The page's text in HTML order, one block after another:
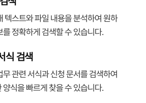
텍스트와 파일 내용을 분석하여 원하
를 정확하게 검색할 수 있습니다.
식 검색
무 관련 서식과 신청 문서를 검색하여
양식을 빠르게 찾을 수 있습니다.